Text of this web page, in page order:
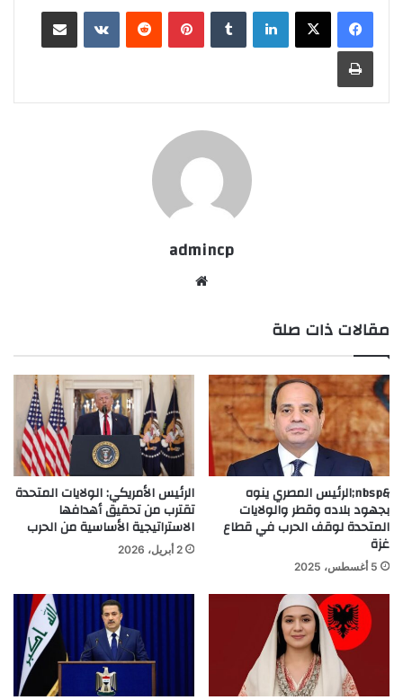
لينكدإن بينتيريست ‏VKontakte
admincp
مقالات ذات صلة
&nbsp;الرئيس المصري ينوه
بجهود بلاده وقطر والولايات
المتحدة لوقف الحرب في قطاع
غزة
5 أغسطس، 2025
الرئيس الأمريكي: الولايات المتحدة
تقترب من تحقيق أهدافها
الاستراتيجية الأساسية من الحرب
2 أبريل، 2026